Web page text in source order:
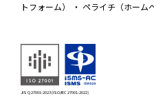
トフォーム）
ペライチ（ホーム
JIS Q 27001:2023 (ISO/IEC 27001:2022)